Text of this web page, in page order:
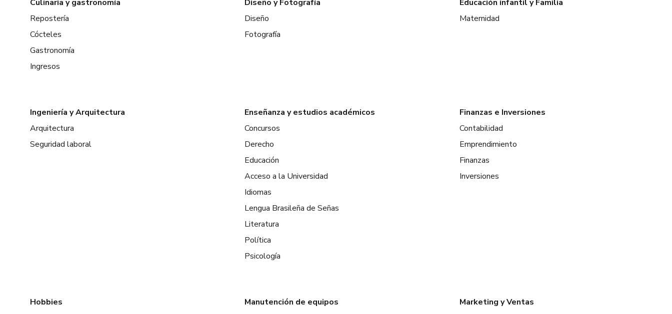
Culinaria y gastronomía
Repostería
Cócteles
Gastronomía
Ingresos
Diseño y Fotografía
Diseño
Fotografía
Educación infantil y Familia
Maternidad
Ingeniería y Arquitectura
Arquitectura
Seguridad laboral
Enseñanza y estudios académicos
Concursos
Derecho
Educación
Acceso a la Universidad
Idiomas
Lengua Brasileña de Señas
Literatura
Política
Psicología
Finanzas e Inversiones
Contabilidad
Emprendimiento
Finanzas
Inversiones
Hobbies
Manutención de equipos
Marketing y Ventas